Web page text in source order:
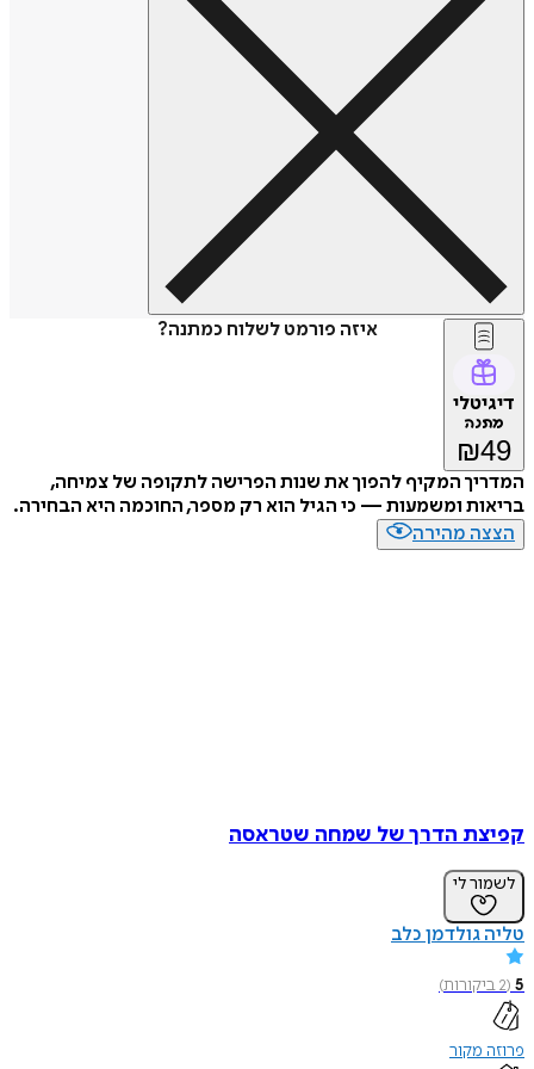
איזה פורמט לשלוח כמתנה?
₪
המקיף להפוך את שנות הפרישה לתקופה של צמיחה,
ומשמעות — כי הגיל הוא רק מספר, החוכמה היא הבחירה.
מהירה
הדרך של שמחה שטראסה
לי
גולדמן כלב
)
מקור